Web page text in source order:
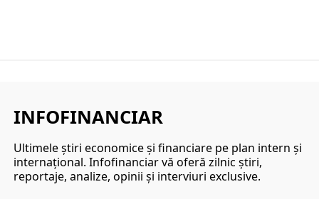
INFOFINANCIAR
Ultimele ştiri economice şi financiare pe plan intern şi
internaţional. Infofinanciar vă oferă zilnic ştiri,
reportaje, analize, opinii şi interviuri exclusive.